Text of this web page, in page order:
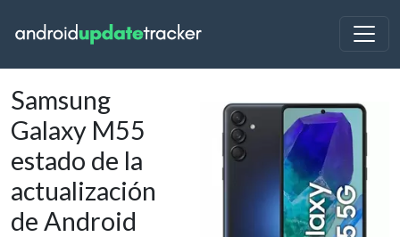
Samsung
Galaxy M55
estado de la
actualización
de Android